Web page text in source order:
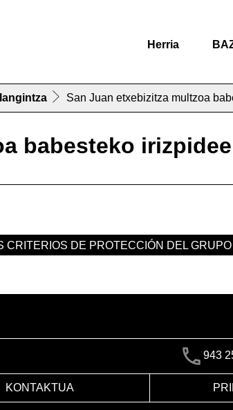
Herria
San Juan etxebizitza multzoa
babesteko
CRITERIOS DE PROTECCIÓN DEL
943
KONTAKTUA